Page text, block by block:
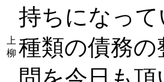
上
柳
持ちになっ
種類の債務